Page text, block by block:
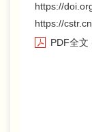
https://
https://
PDF全文